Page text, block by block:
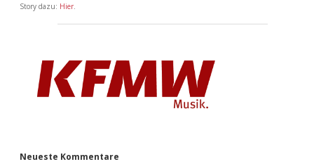
Story dazu: Hier.
Neueste Kommentare